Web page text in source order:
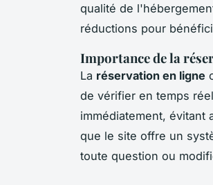
qualité de
réductions pour
Importance de la
La réservation en ligne
de vérifier en temps
immédiatement,
que le site offre un
toute question ou